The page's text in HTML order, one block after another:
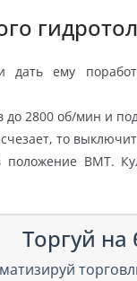
ему
2800 об/мин и
то
ВМТ.
Торгуй